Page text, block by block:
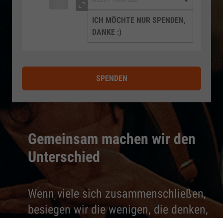
Gemeinsam machen wir den
Unterschied
Wenn viele sich zusammenschließen,
besiegen wir die wenigen, die denken,
ICH MÖCHTE NUR SPENDEN,
DANKE :)
SPENDEN